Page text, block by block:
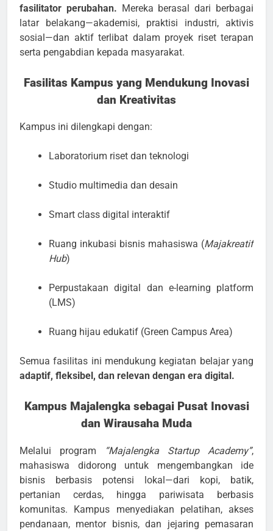
fasilitator perubahan. Mereka berasal dari berbagai
latar belakang—akademisi, praktisi industri, aktivis
sosial—dan aktif terlibat dalam proyek riset terapan
serta pengabdian kepada masyarakat.
Fasilitas Kampus yang Mendukung Inovasi
dan Kreativitas
Kampus ini dilengkapi dengan:
Laboratorium riset dan teknologi
Studio multimedia dan desain
Smart class digital interaktif
Ruang inkubasi bisnis mahasiswa (Majakreatif
Hub)
Perpustakaan digital dan e-learning platform
(LMS)
Ruang hijau edukatif (Green Campus Area)
Semua fasilitas ini mendukung kegiatan belajar yang
adaptif, fleksibel, dan relevan dengan era digital.
Kampus Majalengka sebagai Pusat Inovasi
dan Wirausaha Muda
Melalui program “Majalengka Startup Academy”,
mahasiswa didorong untuk mengembangkan ide
bisnis berbasis potensi lokal—dari kopi, batik,
pertanian cerdas, hingga pariwisata berbasis
komunitas. Kampus menyediakan pelatihan, akses
pendanaan, mentor bisnis, dan jejaring pemasaran